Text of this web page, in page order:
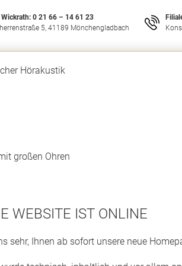
Wickrath: 0 21 66 – 14 61 23
5, 41189 Mönchengladbach
WEBSITE IST ONLINE
sehr, Ihnen ab sofort unsere neue